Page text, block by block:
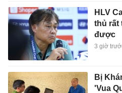
HLV
thủ rất
được
3 giờ
Bị
'Vua